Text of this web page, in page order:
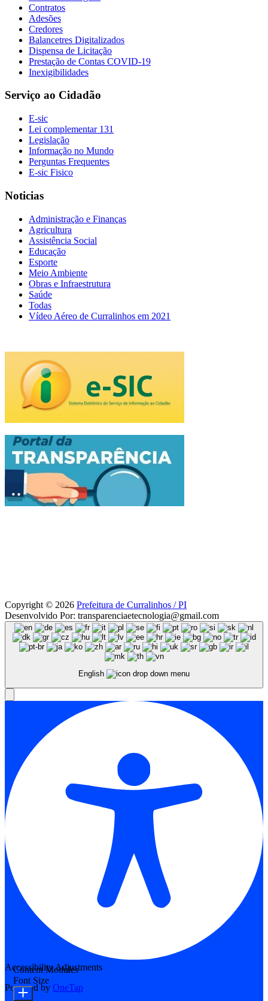
Contratos
Adesões
Credores
Balancetres Digitalizados
Dispensa de Licitação
Prestação de Contas COVID-19
Inexigibilidades
Serviço ao Cidadão
E-sic
Lei complementar 131
Legislação
Informação no Mundo
Perguntas Frequentes
E-sic Fisico
Noticias
Administração e Finanças
Agricultura
Assistência Social
Educação
Esporte
Meio Ambiente
Obras e Infraestrutura
Saúde
Todas
Vídeo Aéreo de Curralinhos em 2021
Copyright © 2026 Prefeitura de Curralinhos / PI
Desenvolvido Por: transparenciaetecnologia@gmail.com
English
Accessibility Adjustments
Powered by OneTap
Content Modules
Font Size